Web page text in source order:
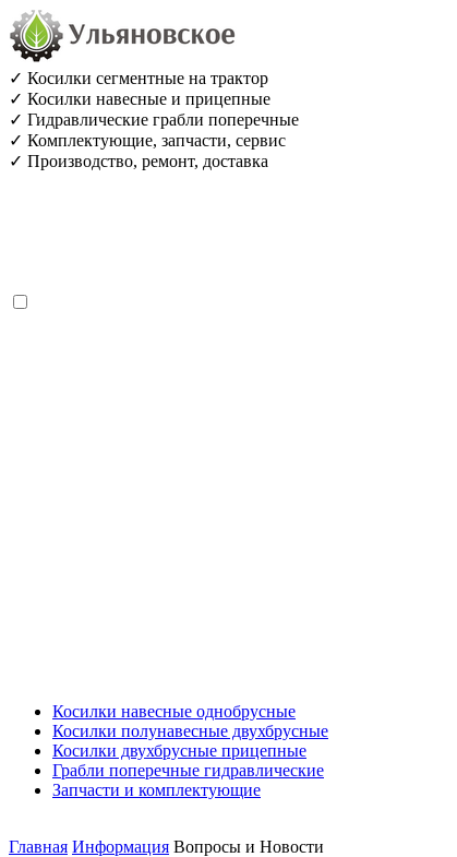
✓ Косилки сегментные на трактор
✓ Косилки навесные и прицепные
✓ Гидравлические грабли поперечные
✓ Комплектующие, запчасти, сервис
✓ Производство, ремонт, доставка
Косилки навесные однобрусные
Косилки полунавесные двухбрусные
Косилки двухбрусные прицепные
Грабли поперечные гидравлические
Запчасти и комплектующие
Главная Информация Вопросы и Новости